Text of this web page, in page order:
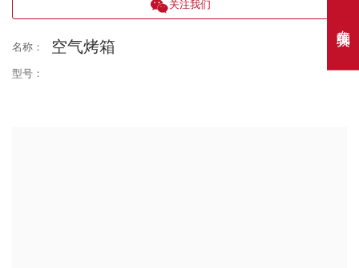
关注我们
名称： 空气烤箱
型号：